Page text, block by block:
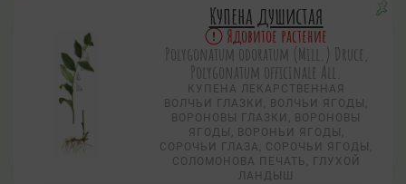
Купена душистая
Ядовитое растение
Polygonatum odoratum (Mill.) Druce,
Polygonatum officinale All.
КУПЕНА ЛЕКАРСТВЕННАЯ
ВОЛЧЬИ ГЛАЗКИ, ВОЛЧЬИ ЯГОДЫ,
ВОРОНОВЫ ГЛАЗКИ, ВОРОНОВЫ
ЯГОДЫ, ВОРОНЬИ ЯГОДЫ,
СОРОЧЬИ ГЛАЗА, СОРОЧЬИ ЯГОДЫ,
СОЛОМОНОВА ПЕЧАТЬ, ГЛУХОЙ
ЛАНДЫШ